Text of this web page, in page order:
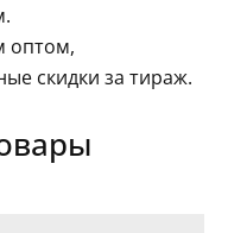
оптом,
скидки за тираж.